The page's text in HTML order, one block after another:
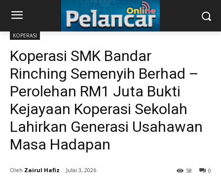
KOPERASI
Koperasi SMK Bandar
Rinching Semenyih Berhad –
Perolehan RM1 Juta Bukti
Kejayaan Koperasi Sekolah
Lahirkan Generasi Usahawan
Masa Hadapan
Zairul Hafiz Julai 3, 2026 0
58